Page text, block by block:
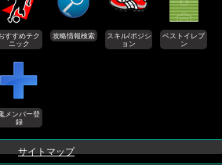
すすめテク
ニック
攻略情報検索
スキル/ポジシ
ョン
ベストイレブ
ン
メンバー登
録
サイトマップ